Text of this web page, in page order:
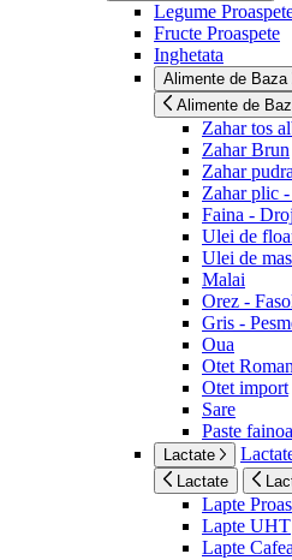
Legume
Fructe Proaspete
Inghetata
Alimente de Baza
Alimente de
Zahar tos
Zahar Brun
Zahar
Zahar plic
Faina -
Ulei de
Ulei de
Malai
Orez -
Gris -
Oua
Otet
Otet import
Sare
Paste
Lactate
Lactate
Lapte
Lapte UHT
Lapte